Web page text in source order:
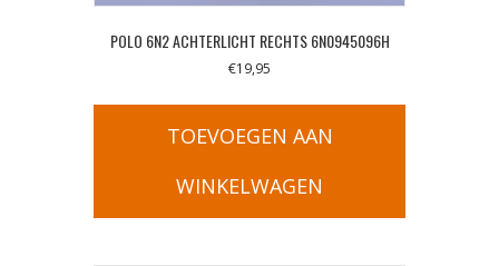
POLO 6N2 ACHTERLICHT RECHTS 6N0945096H
€19,95
TOEVOEGEN AAN
WINKELWAGEN